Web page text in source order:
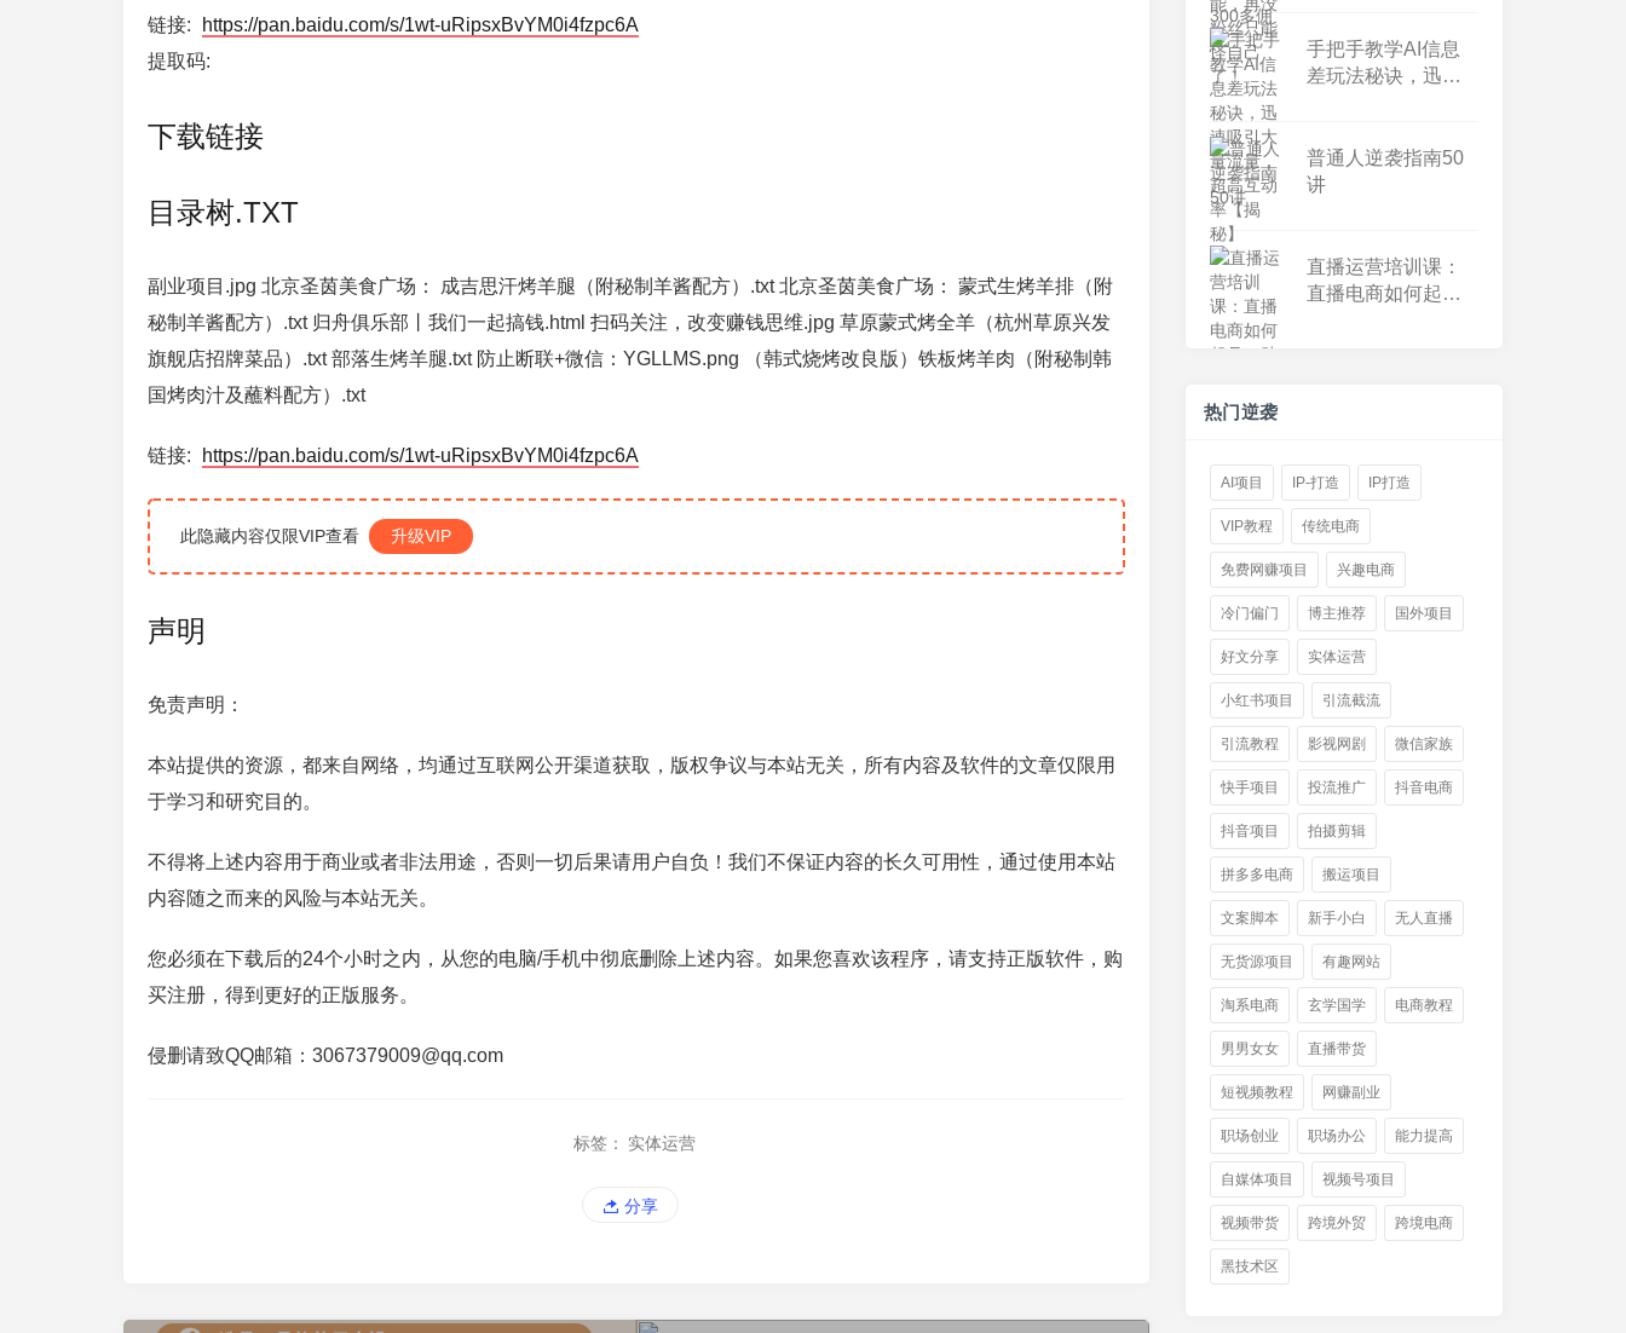
链接:
https://pan.baidu.com/s/1wt-uRipsxBvYM0i4fzpc6A
提取码:
下载链接
目录树.TXT
副业项目.jpg 北京圣茵美食广场： 成吉思汗烤羊腿（附秘制羊酱配方）.txt 北京圣茵美食广场： 蒙式生烤羊排（附
秘制羊酱配方）.txt 归舟俱乐部丨我们一起搞钱.html 扫码关注，改变赚钱思维.jpg 草原蒙式烤全羊（杭州草原兴发
旗舰店招牌菜品）.txt 部落生烤羊腿.txt 防止断联+微信：YGLLMS.png （韩式烧烤改良版）铁板烤羊肉（附秘制韩
国烤肉汁及蘸料配方）.txt
链接: https://pan.baidu.com/s/1wt-uRipsxBvYM0i4fzpc6A
此隐藏内容仅限VIP查看 升级VIP
声明
免责声明：
本站提供的资源，都来自网络，均通过互联网公开渠道获取，版权争议与本站无关，所有内容及软件的文章仅限用
于学习和研究目的。
不得将上述内容用于商业或者非法用途，否则一切后果请用户自负！我们不保证内容的长久可用性，通过使用本站
内容随之而来的风险与本站无关。
您必须在下载后的24个小时之内，从您的电脑/手机中彻底删除上述内容。如果您喜欢该程序，请支持正版软件，购
买注册，得到更好的正版服务。
侵删请致QQ邮箱：3067379009@qq.com
标签： 实体运营
分享
手把手教学AI信息
差玩法秘诀，迅速
普通人逆袭指南50
讲
直播运营培训课：
直播电商如何起
热门逆袭
AI项目 IP-打造 IP打造
VIP教程 传统电商
免费网赚项目 兴趣电商
冷门偏门 博主推荐 国外项目
好文分享 实体运营
小红书项目 引流截流
引流教程 影视网剧 微信家族
快手项目 投流推广 抖音电商
抖音项目 拍摄剪辑
拼多多电商 搬运项目
文案脚本 新手小白 无人直播
无货源项目 有趣网站
淘系电商 玄学国学 电商教程
男男女女 直播带货
短视频教程 网赚副业
职场创业 职场办公 能力提高
自媒体项目 视频号项目
视频带货 跨境外贸 跨境电商
黑技术区